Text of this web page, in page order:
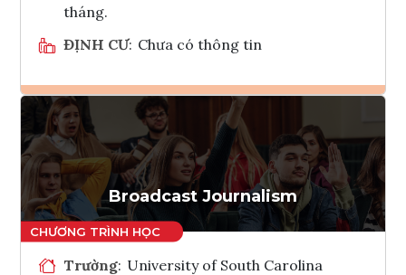
tháng.
ĐỊNH CƯ: Chưa có thông tin
Ghi danh
Tham vấn Interlink
Broadcast Journalism
Trường: University of South Carolina